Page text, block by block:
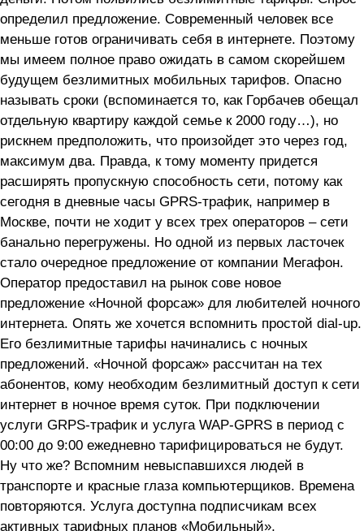
определил предложение. Современный человек все
меньше готов ограничивать себя в интернете. Поэтому
мы имеем полное право ожидать в самом скорейшем
будущем безлимитных мобильных тарифов. Опасно
называть сроки (вспоминается то, как Горбачев обещал
отдельную квартиру каждой семье к 2000 году…), но
рискнем предположить, что произойдет это через год,
максимум два. Правда, к тому моменту придется
расширять пропускную способность сети, потому как
сегодня в дневные часы GPRS-трафик, например в
Москве, почти не ходит у всех трех операторов – сети
банально перегружены. Но одной из первых ласточек
стало очередное предложение от компании Мегафон.
Оператор предоставил на рынок сове новое
предложение «Ночной форсаж» для любителей ночного
интернета. Опять же хочется вспомнить простой dial-up.
Его безлимитные тарифы начинались с ночных
предложений. «Ночной форсаж» рассчитан на тех
абонентов, кому необходим безлимитный доступ к сети
интернет в ночное время суток. При подключении
услуги GRPS-трафик и услуга WAP-GPRS в период c
00:00 до 9:00 ежедневно тарифицироваться не будут.
Ну что же? Вспомним невыспавшихся людей в
транспорте и красные глаза компьютерщиков. Времена
повторяются. Услуга доступна подписчикам всех
активных тарифных планов «Мобильный»,